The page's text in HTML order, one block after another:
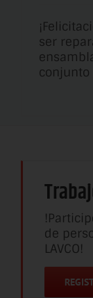
ser
conjunto
de
LAVCO!